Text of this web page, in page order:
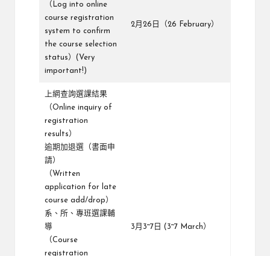
（Log into online
course registration
system to confirm
the course selection
status）(Very
important!)
2月26日（26 February）
上網查詢選課結果
（Online inquiry of
registration
results）
逾期加退選（書面申
請）
（Written
application for late
course add/drop）
系、所、專班選課輔
導
（Course
registration
3月3~7日 (3~7 March）